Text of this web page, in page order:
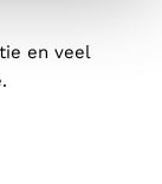
en veel